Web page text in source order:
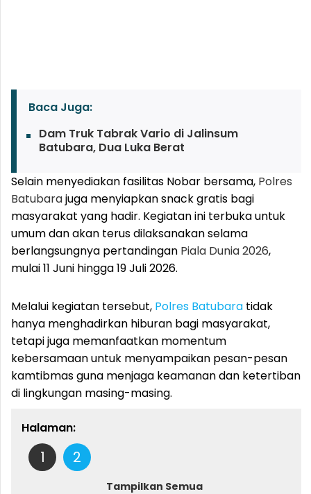
Baca Juga:
Dam Truk Tabrak Vario di Jalinsum
Batubara, Dua Luka Berat
Selain menyediakan fasilitas Nobar bersama, Polres
Batubarajuga menyiapkan snack gratis bagi
masyarakat yang hadir. Kegiatan ini terbuka untuk
umum dan akan terus dilaksanakan selama
berlangsungnya pertandingan Piala Dunia 2026,
mulai 11 Juni hingga 19 Juli 2026.
Melalui kegiatan tersebut, Polres Batubara tidak
hanya menghadirkan hiburan bagi masyarakat,
tetapi juga memanfaatkan momentum
kebersamaan untuk menyampaikan pesan-pesan
kamtibmas guna menjaga keamanan dan ketertiban
di lingkungan masing-masing.
Halaman:
1 2
Tampilkan Semua